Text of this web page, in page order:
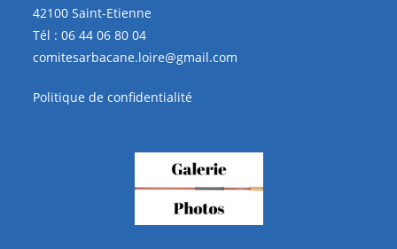
42100 Saint-Etienne
Tél :06 44 06 80 04
comitesarbacane.loire@gmail.com
Politique de confidentialité